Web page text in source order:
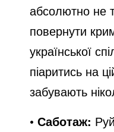
абсолютно не
повернути
української
піаритись на
забувають
•Саботаж: